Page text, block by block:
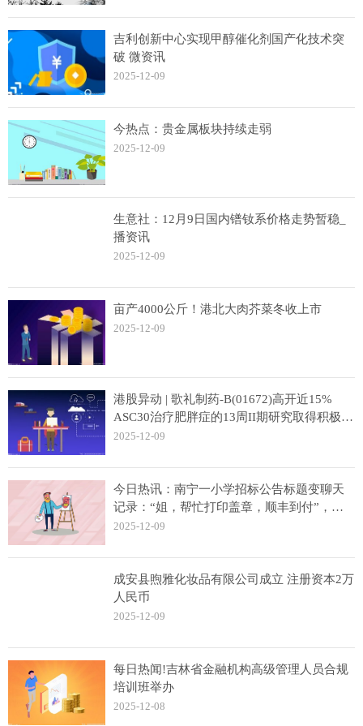
吉利创新中心实现甲醇催化剂国产化技术突
破 微资讯
2025-12-09
今热点：贵金属板块持续走弱
2025-12-09
生意社：12月9日国内镨钕系价格走势暂稳_
播资讯
2025-12-09
亩产4000公斤！港北大肉芥菜冬收上市
2025-12-09
港股异动 | 歌礼制药-B(01672)高开近15%
ASC30治疗肥胖症的13周II期研究取得积极的
顶线结果
2025-12-09
今日热讯：南宁一小学招标公告标题变聊天
记录：“姐，帮忙打印盖章，顺丰到付”，区
教育局回应
2025-12-09
成安县煦雅化妆品有限公司成立 注册资本2万
人民币
2025-12-09
每日热闻!吉林省金融机构高级管理人员合规
培训班举办
2025-12-08